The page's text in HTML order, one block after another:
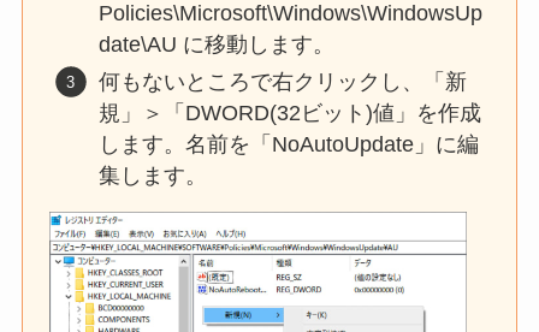
Policies\Microsoft\Windows\WindowsUp
date\AU に移動します。
何もないところで右クリックし、「新
規」＞「DWORD(32ビット)値」を作成
します。名前を「NoAutoUpdate」に編
集します。